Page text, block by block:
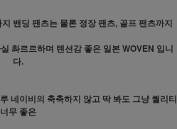
밴딩 팬츠는 물론 정장 팬츠, 골프 팬츠까지
촤르르하며 텐션감 좋은 일본 WOVEN 입니
다.
네이비의 축축하지 않고 딱 봐도 그냥 퀄리티
너무 좋은